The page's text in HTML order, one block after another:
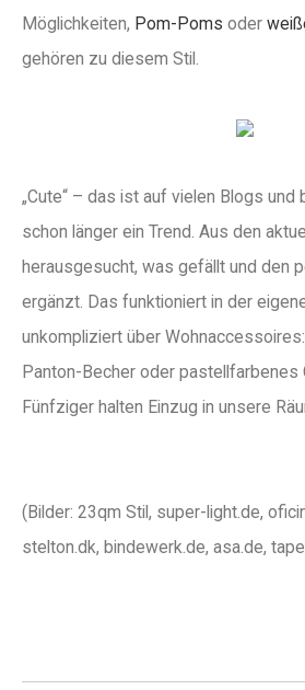
Möglichkeiten, Pom-Poms oder
gehören zu diesem Stil.
„Cute“ – das ist auf vielen Blogs und
schon länger ein Trend. Aus den
herausgesucht, was gefällt und den
ergänzt. Das funktioniert in der
unkompliziert über
Panton-Becher oder pastellfarbenes
Fünfziger halten Einzug in unsere
(Bilder: 23qm Stil, super-light.de,
stelton.dk, bindewerk.de, asa.de,